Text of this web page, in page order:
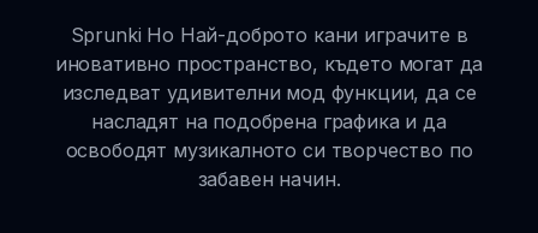
Sprunki Но Най-доброто кани играчите в
иновативно пространство, където могат да
изследват удивителни мод функции, да се
насладят на подобрена графика и да
освободят музикалното си творчество по
забавен начин.